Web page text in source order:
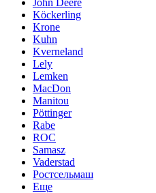
John Deere
Köckerling
Krone
Kuhn
Kverneland
Lely
Lemken
MacDon
Manitou
Pöttinger
Rabe
ROC
Samasz
Vaderstad
Ростсельмаш
Еще